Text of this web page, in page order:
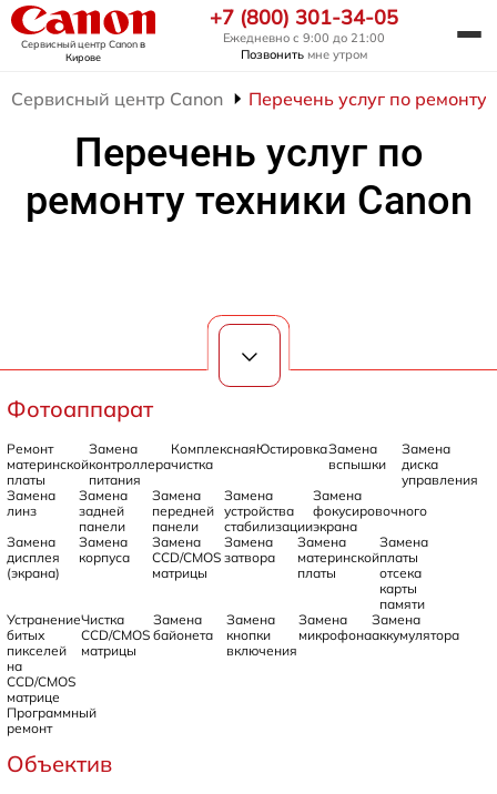
Сервисный центр Canonв
Кирове
+7 (800) 301-34-05
Ежедневно с 9:00 до 21:00
Позвонить мне утром
Сервисный центр Canon Перечень услуг по ремонту
Перечень услуг по
ремонту техники Canon
Фотоаппарат
Ремонт
материнской
платы
Замена
контроллера
питания
Комплексная
чистка
ЮстировкаЗамена
вспышки
Замена
диска
управления
Замена
линз
Замена
задней
панели
Замена
передней
панели
Замена
устройства
стабилизации
Замена
фокусировочного
экрана
Замена
дисплея
(экрана)
Замена
корпуса
Замена
CCD/CMOS
матрицы
Замена
затвора
Замена
материнской
платы
Замена
платы
отсека
карты
памяти
Устранение
битых
пикселей
на
CCD/CMOS
матрице
Чистка
CCD/CMOS
матрицы
Замена
байонета
Замена
кнопки
включения
Замена
микрофона
Замена
аккумулятора
Программный
ремонт
Объектив